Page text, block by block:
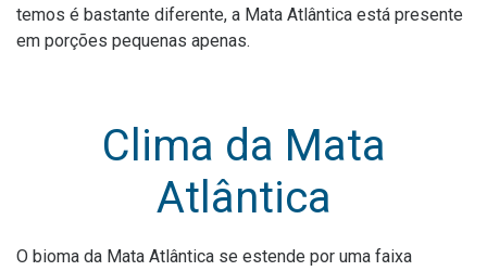
temos é bastante diferente, a Mata Atlântica está presente
em porções pequenas apenas.
Clima da Mata
Atlântica
O bioma da Mata Atlântica se estende por uma faixa